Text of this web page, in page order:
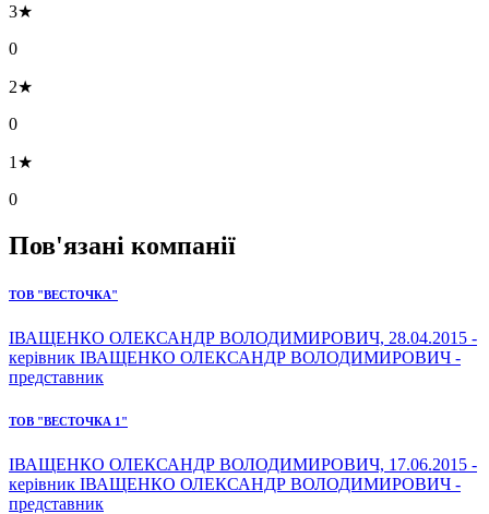
3★
0
2★
0
1★
0
Пов'язані компанії
ТОВ "ВЕСТОЧКА"
ІВАЩЕНКО ОЛЕКСАНДР ВОЛОДИМИРОВИЧ, 28.04.2015 -
керівник ІВАЩЕНКО ОЛЕКСАНДР ВОЛОДИМИРОВИЧ -
представник
ТОВ "ВЕСТОЧКА 1"
ІВАЩЕНКО ОЛЕКСАНДР ВОЛОДИМИРОВИЧ, 17.06.2015 -
керівник ІВАЩЕНКО ОЛЕКСАНДР ВОЛОДИМИРОВИЧ -
представник